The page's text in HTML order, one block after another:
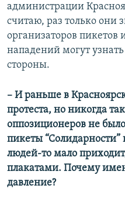
администрации
считаю, раз только они
организаторов пикетов
нападений могут
стороны.
–​ И раньше в
протеста, но никогда
оппозиционеров не
пикеты
людей-то мало
плакатами. Почему
давление?